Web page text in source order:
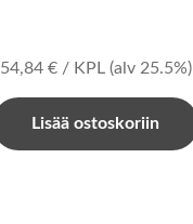
54,84 €/ KPL (alv 25.5%)
Lisää ostoskoriin